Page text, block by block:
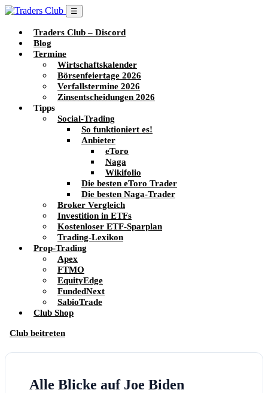
☰
Traders Club – Discord
Blog
Termine
Wirtschaftskalender
Börsenfeiertage 2026
Verfallstermine 2026
Zinsentscheidungen 2026
Tipps
Social-Trading
So funktioniert es!
Anbieter
eToro
Naga
Wikifolio
Die besten eToro Trader
Die besten Naga-Trader
Broker Vergleich
Investition in ETFs
Kostenloser ETF-Sparplan
Trading-Lexikon
Prop-Trading
Apex
FTMO
EquityEdge
FundedNext
SabioTrade
Club Shop
Club beitreten
Alle Blicke auf Joe Biden